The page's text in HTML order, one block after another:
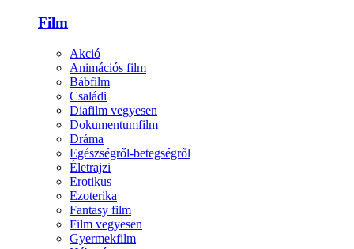
Film
Akció
Animációs film
Bábfilm
Családi
Diafilm vegyesen
Dokumentumfilm
Dráma
Egészségről-betegségről
Életrajzi
Erotikus
Ezoterika
Fantasy film
Film vegyesen
Gyermekfilm